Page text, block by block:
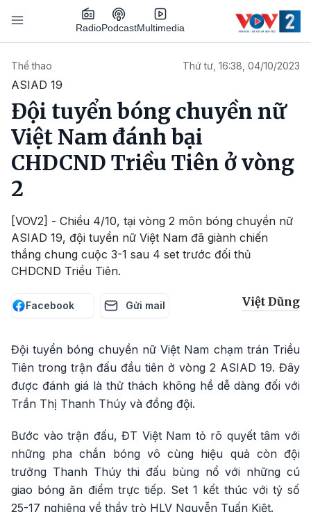
Nhảy đến nội dung
RadioPodcastMultimedia
Thể thao Thứ tư, 16:38, 04/10/2023
ASIAD 19
Đội tuyển bóng chuyền nữ
Việt Nam đánh bại
CHDCND Triều Tiên ở vòng
2
[VOV2] - Chiều 4/10, tại vòng 2 môn bóng chuyền nữ
ASIAD 19, đội tuyển nữ Việt Nam đã giành chiến
thắng chung cuộc 3-1 sau 4 set trước đối thủ
CHDCND Triều Tiên.
Facebook Gửi mail Việt Dũng
Đội tuyển bóng chuyền nữ Việt Nam chạm trán Triều
Tiên trong trận đấu đầu tiên ở vòng 2 ASIAD 19. Đây
được đánh giá là thử thách không hề dễ dàng đối với
Trần Thị Thanh Thúy và đồng đội.
Bước vào trận đấu, ĐT Việt Nam tỏ rõ quyết tâm với
những pha chắn bóng vô cùng hiệu quả còn đội
trưởng Thanh Thúy thi đấu bùng nổ với những cú
giao bóng ăn điểm trực tiếp. Set 1 kết thúc với tỷ số
25-17 nghiêng về thầy trò HLV Nguyễn Tuấn Kiệt.